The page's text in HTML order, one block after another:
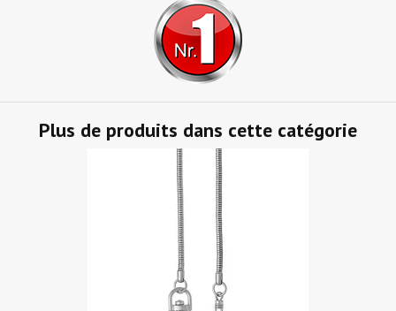
Plus de produits dans cette catégorie